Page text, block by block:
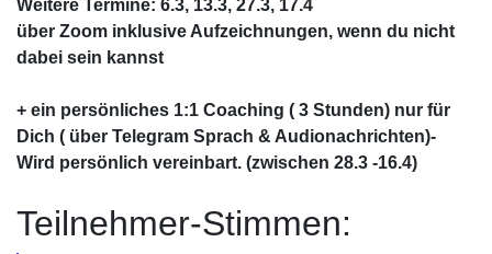
Weitere Termine: 6.3, 13.3, 27.3, 17.4
über Zoom inklusive Aufzeichnungen, wenn du nicht
dabei sein kannst
+ ein persönliches 1:1 Coaching ( 3 Stunden) nur für
Dich ( über Telegram Sprach & Audionachrichten)-
Wird persönlich vereinbart. (zwischen 28.3 -16.4)
Teilnehmer-Stimmen: